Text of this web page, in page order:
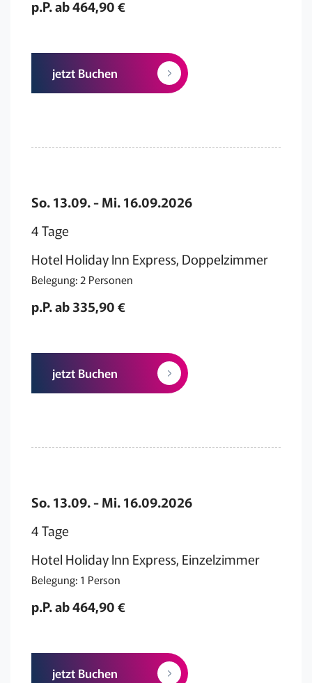
p.P. ab 464,90 €
jetzt Buchen
So. 13.09. - Mi. 16.09.2026
4 Tage
Hotel Holiday Inn Express, Doppelzimmer
Belegung: 2 Personen
p.P. ab 335,90 €
jetzt Buchen
So. 13.09. - Mi. 16.09.2026
4 Tage
Hotel Holiday Inn Express, Einzelzimmer
Belegung: 1 Person
p.P. ab 464,90 €
jetzt Buchen